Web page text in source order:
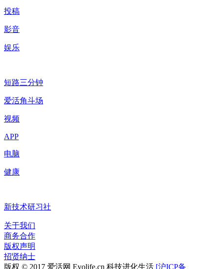
投稿
影音
娱乐
短路三分钟
爱活角斗场
视频
APP
电脑
健康
新技术研习社
关于我们
商务合作
版权声明
招贤纳士
版权 © 2017 爱活网 Evolife.cn 科技进化生活 [沪ICP备